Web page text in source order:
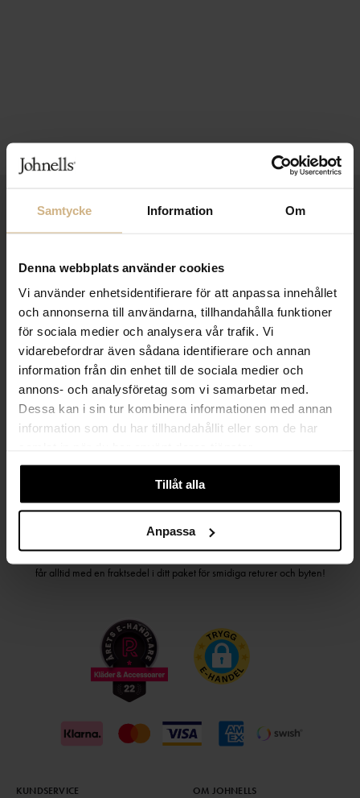
Samtycke Information Om
Denna webbplats använder cookies
Vi använder enhetsidentifierare för att anpassa innehållet
och annonserna till användarna, tillhandahålla funktioner
för sociala medier och analysera vår trafik. Vi
vidarebefordrar även sådana identifierare och annan
information från din enhet till de sociala medier och
annons- och analysföretag som vi samarbetar med.
Dessa kan i sin tur kombinera informationen med annan
information som du har tillhandahållit eller som de har
Tillåt alla
Anpassa
1-3 VARDAGARS LEVERANS
SAMLA BONUS I KUNDKLUBBEN
Håll dig uppdaterad
PRENUMERERA PÅ VÅRT NYHETSBREV
Kvinna Man
Välj det betalsätt som passar dig med Klarna. Vi på Johnells erbjuder flera
får alltid med en fraktsedel i ditt paket för smidiga returer och byten!
KUNDSERVICE OM JOHNELLS